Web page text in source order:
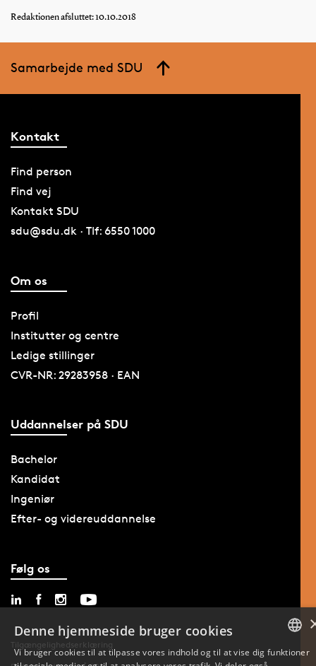
Redaktionen afsluttet: 10.10.2018
Samarbejde med SDU
Kontakt
Find person
Find vej
Kontakt SDU
sdu@sdu.dk · Tlf: 6550 1000
Om os
Profil
Institutter og centre
Ledige stillinger
CVR-NR: 29283958 · EAN
Uddannelser på SDU
Bachelor
Kandidat
Ingeniør
Efter- og videreuddannelse
Følg os
Tilgængelighedserklæring
Denne hjemmeside bruger cookies
Vi bruger cookies til at tilpasse vores indhold og til at vise dig funktioner